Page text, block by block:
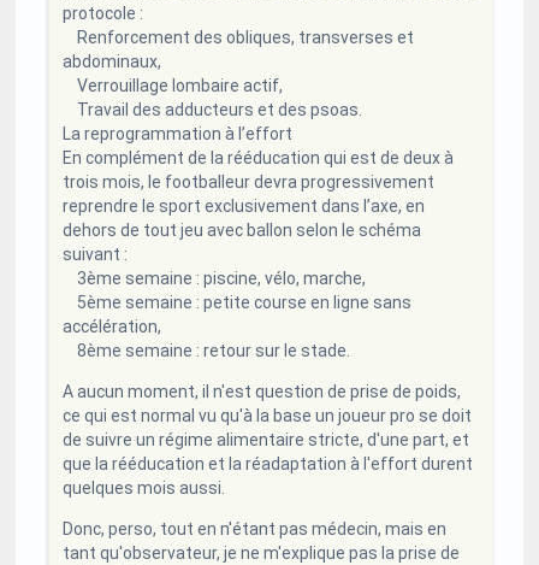
protocole :
Renforcement des obliques, transverses et
abdominaux,
Verrouillage lombaire actif,
Travail des adducteurs et des psoas.
La reprogrammation à l’effort
En complément de la rééducation qui est de deux à
trois mois, le footballeur devra progressivement
reprendre le sport exclusivement dans l’axe, en
dehors de tout jeu avec ballon selon le schéma
suivant :
3ème semaine : piscine, vélo, marche,
5ème semaine : petite course en ligne sans
accélération,
8ème semaine : retour sur le stade.
A aucun moment, il n'est question de prise de poids,
ce qui est normal vu qu'à la base un joueur pro se doit
de suivre un régime alimentaire stricte, d'une part, et
que la rééducation et la réadaptation à l'effort durent
quelques mois aussi.
Donc, perso, tout en n'étant pas médecin, mais en
tant qu'observateur, je ne m'explique pas la prise de